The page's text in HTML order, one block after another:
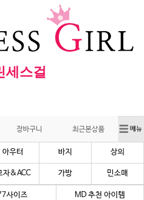
세스걸
장바구니 최근본상품
아우터 바지 상의
자&ACC 가방 민소매
사이즈 MD 추천 아이템